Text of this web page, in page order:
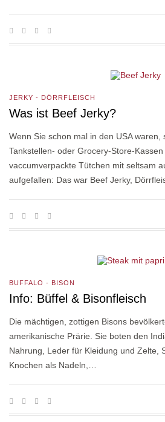
JERKY - DÖRRFLEISCH
Was ist Beef Jerky?
Wenn Sie schon mal in den USA waren,
Tankstellen- oder Grocery-Store-
vaccumverpackte Tütchen mit seltsam
aufgefallen: Das war Beef Jerky,
BUFFALO - BISON
Info: Büffel & Bisonfleisch
Die mächtigen, zottigen Bisons
amerikanische Prärie. Sie boten den
Nahrung, Leder für Kleidung und Zelte,
Knochen als Nadeln,…